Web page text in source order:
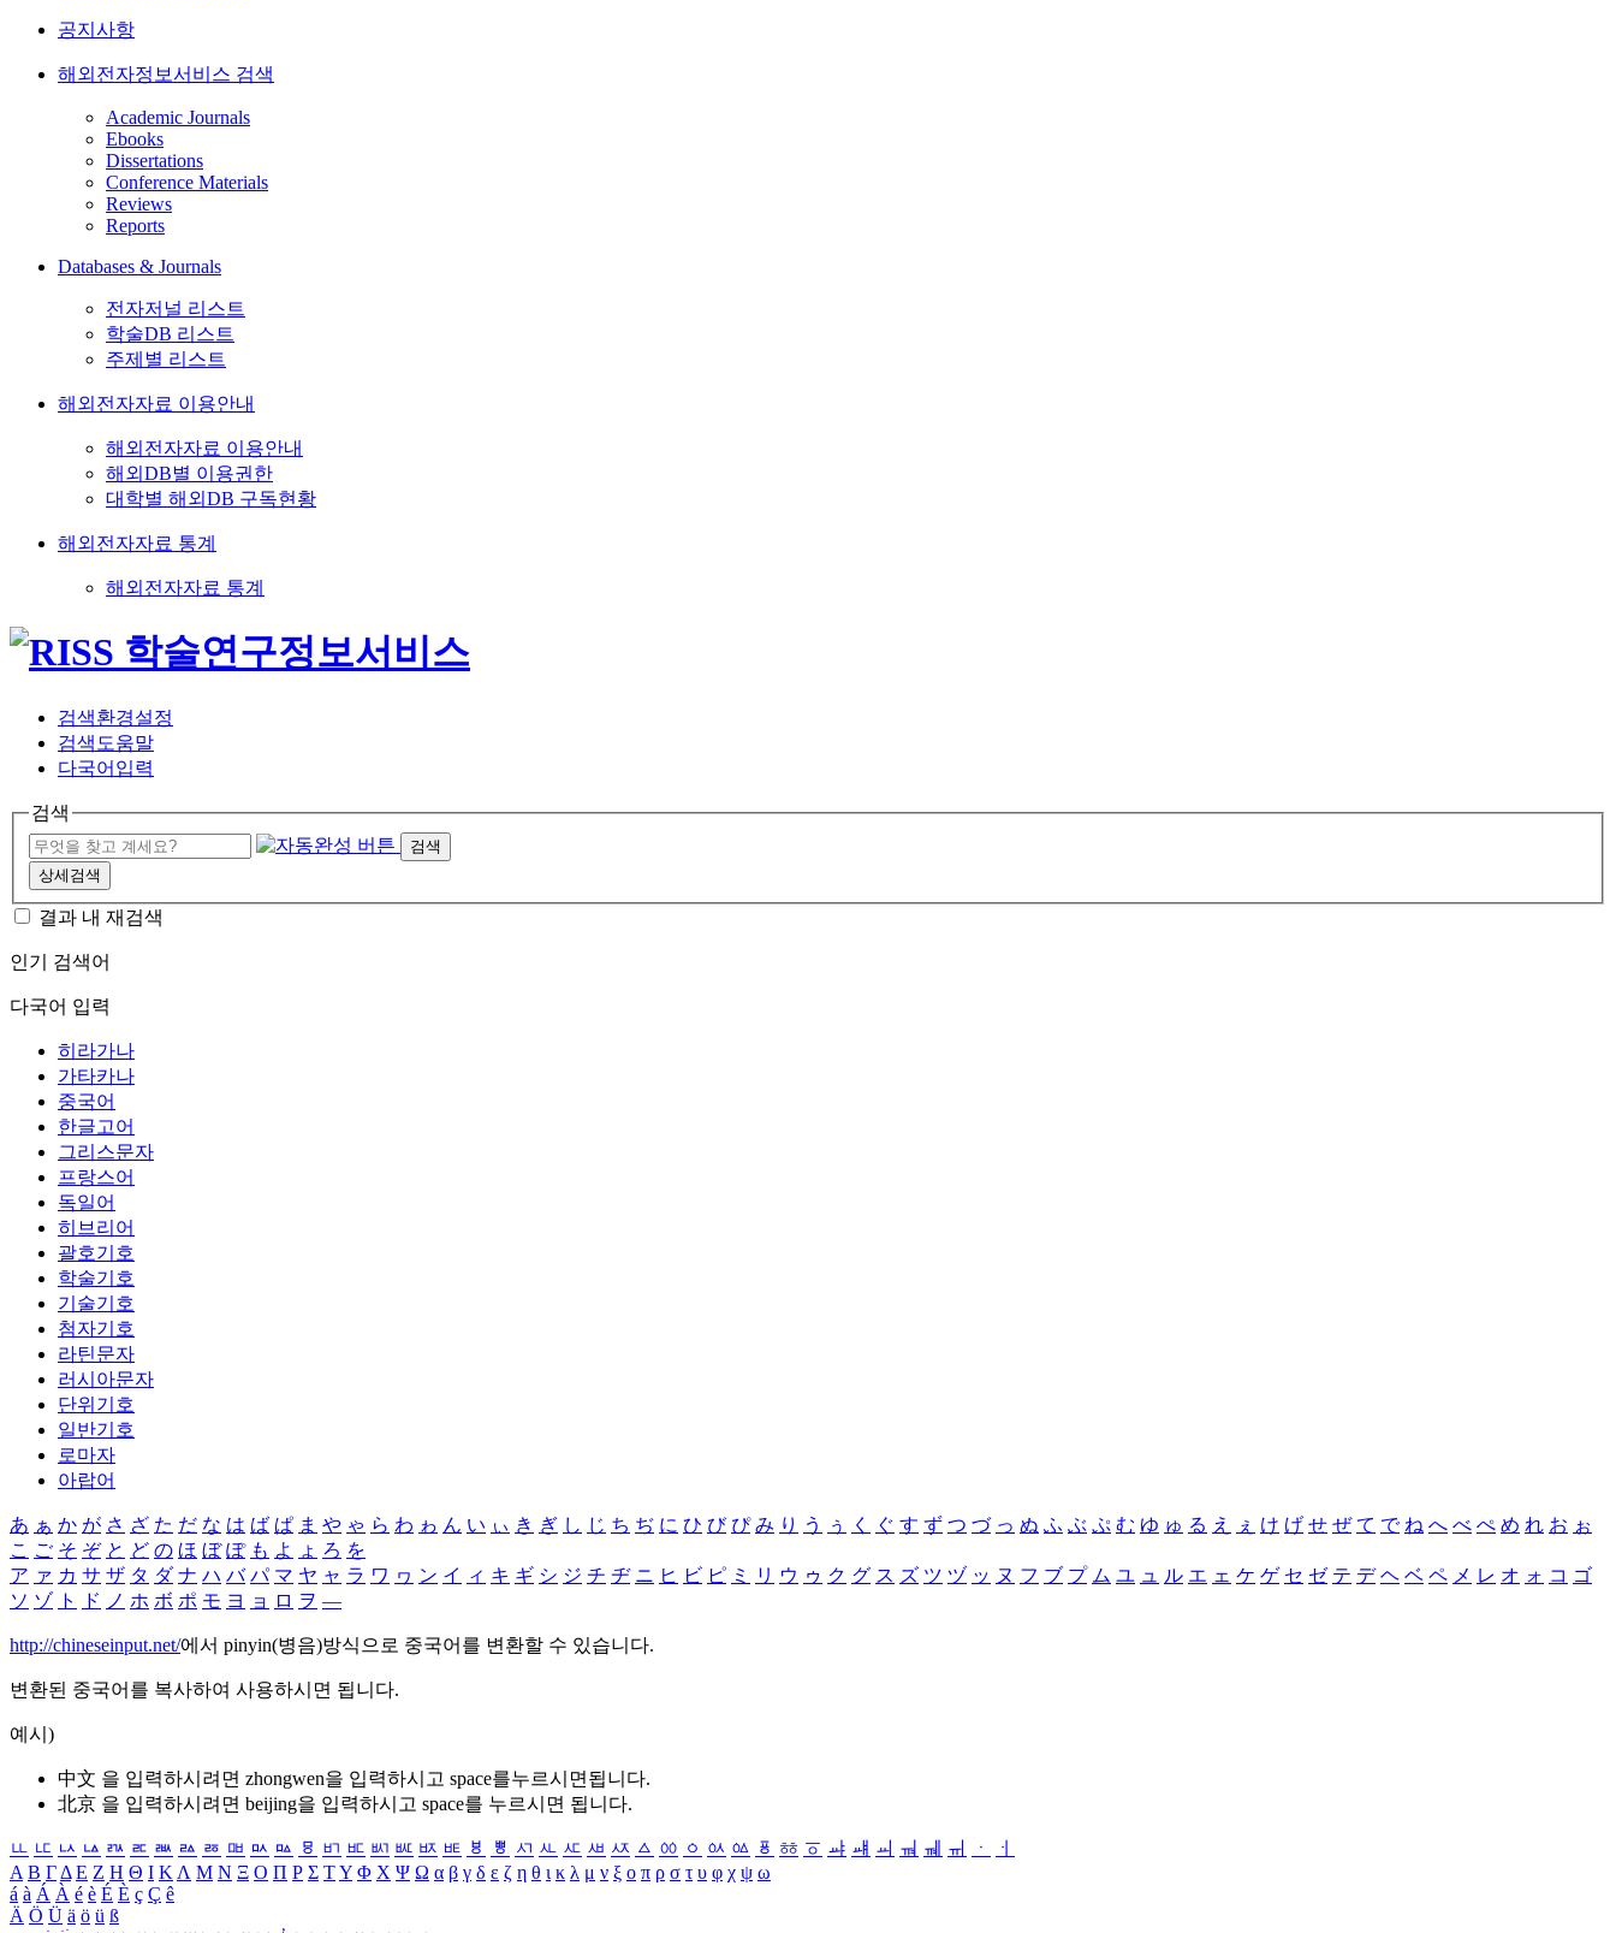
공지사항
해외전자정보서비스 검색
Academic Journals
Ebooks
Dissertations
Conference Materials
Reviews
Reports
Databases & Journals
전자저널 리스트
학술DB 리스트
주제별 리스트
해외전자자료 이용안내
해외전자자료 이용안내
해외DB별 이용권한
대학별 해외DB 구독현황
해외전자자료 통계
해외전자자료 통계
검색환경설정
검색도움말
다국어입력
검색
검색
상세검색
결과 내 재검색
인기 검색어
다국어 입력
히라가나
가타카나
중국어
한글고어
그리스문자
프랑스어
독일어
히브리어
괄호기호
학술기호
기술기호
첨자기호
라틴문자
러시아문자
단위기호
일반기호
로마자
아랍어
あ ぁ か が さ ざ た だ な は ば ぱ ま や ゃ ら わ ゎ ん い ぃ き ぎ し じ ち ぢ に ひ び ぴ み り う ぅ く ぐ す ず つ づ っ ぬ ふ ぶ ぷ む ゆ ゅ る え ぇ け げ せ ぜ て で ね へ べ ぺ め れ お ぉ
こ ご そ ぞ と ど の ほ ぼ ぽ も よ ょ ろ を
ア ァ カ サ ザ タ ダ ナ ハ バ パ マ ヤ ャ ラ ワ ヮ ン イ ィ キ ギ シ ジ チ ヂ ニ ヒ ビ ピ ミ リ ウ ゥ ク グ ス ズ ツ ヅ ッ ヌ フ ブ プ ム ユ ュ ル エ ェ ケ ゲ セ ゼ テ デ ヘ ベ ペ メ レ オ ォ コ ゴ
ソ ゾ ト ド ノ ホ ボ ポ モ ヨ ョ ロ ヲ ―
http://chineseinput.net/에서 pinyin(병음)방식으로 중국어를 변환할 수 있습니다.
변환된 중국어를 복사하여 사용하시면 됩니다.
예시)
中文 을 입력하시려면 zhongwen을 입력하시고 space를누르시면됩니다.
北京 을 입력하시려면 beijing을 입력하시고 space를 누르시면 됩니다.
ㅥ ㅦ ㅧ ㅨ ㅩ ㅪ ㅫ ㅬ ㅭ ㅮ ㅯ ㅰ ㅱ ㅲ ㅳ ㅴ ㅵ ㅶ ㅷ ㅸ ㅹ ㅺ ㅻ ㅼ ㅽ ㅾ ㅿ ㆀ ㆁ ㆂ ㆃ ㆄ ㆅ ㆆ ㆇ ㆈ ㆉ ㆊ ㆋ ㆌ ㆍ
ㆎ
Α Β ΓΔ Ε Ζ Η Θ Ι ΚΛ Μ Ν Ξ Ο Π Ρ Σ ΤΥ Φ Χ Ψ Ω α β γ δ ε ζ η θ ι κ λ μ ν ξ ο π ρ σ τ υ φ χ ψ ω
á à Á À é è É È ç Ç ê
Ä Ö Ü ä ö ü ß